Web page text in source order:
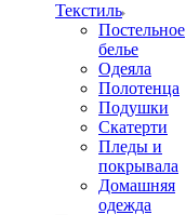
Текстиль
Постельное
белье
Одеяла
Полотенца
Подушки
Скатерти
Пледы и
покрывала
Домашняя
одежда